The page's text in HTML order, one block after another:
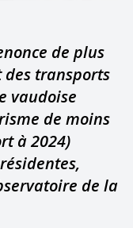
de plus
transports
vaudoise
de moins
à 2024)
de la